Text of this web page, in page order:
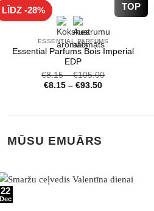
TOP
LĪDZ -28%
ESSENTIAL PARFUMS
Essential Parfums Bois Imperial
EDP
€8.15–€105.00
€8.15 –€93.50
MŪSU EMUĀRS
22
Dec